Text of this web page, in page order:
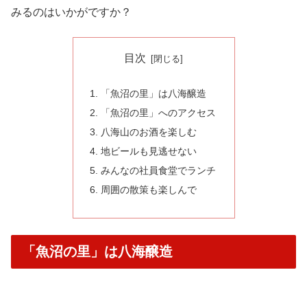
みるのはいかがですか？
目次
「魚沼の里」は八海醸造
「魚沼の里」へのアクセス
八海山のお酒を楽しむ
地ビールも見逃せない
みんなの社員食堂でランチ
周囲の散策も楽しんで
「魚沼の里」は八海醸造